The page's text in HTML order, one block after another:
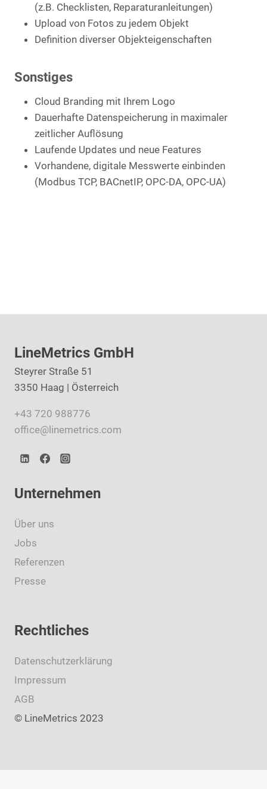
(z.B. Checklisten, Reparaturanleitungen)
Upload von Fotos zu jedem Objekt
Definition diverser Objekteigenschaften
Sonstiges
Cloud Branding mit Ihrem Logo
Dauerhafte Datenspeicherung in maximaler
zeitlicher Auflösung
Laufende Updates und neue Features
Vorhandene, digitale Messwerte einbinden
(Modbus TCP, BACnetIP, OPC-DA, OPC-UA)
LineMetrics GmbH
Steyrer Straße 51
3350 Haag | Österreich
+43 720 988776
office@linemetrics.com
Unternehmen
Über uns
Jobs
Referenzen
Presse
Rechtliches
Datenschutzerklärung
Impressum
AGB
© LineMetrics 2023